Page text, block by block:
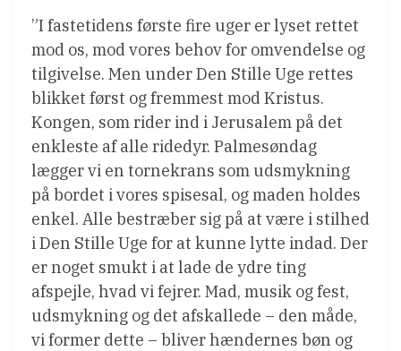
”I fastetidens første fire uger er lyset rettet
mod os, mod vores behov for omvendelse og
tilgivelse. Men under Den Stille Uge rettes
blikket først og fremmest mod Kristus.
Kongen, som rider ind i Jerusalem på det
enkleste af alle ridedyr. Palmesøndag
lægger vi en tornekrans som udsmykning
på bordet i vores spisesal, og maden holdes
enkel. Alle bestræber sig på at være i stilhed
i Den Stille Uge for at kunne lytte indad. Der
er noget smukt i at lade de ydre ting
afspejle, hvad vi fejrer. Mad, musik og fest,
udsmykning og det afskallede – den måde,
vi former dette – bliver hændernes bøn og